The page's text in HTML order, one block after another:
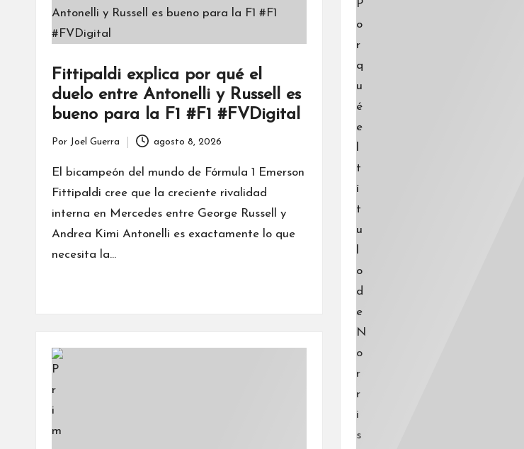
Fittipaldi explica por qué el
duelo entre Antonelli y Russell es
bueno para la F1 #F1 #FVDigital
por
Por Joel Guerra agosto 8, 2026
El bicampeón del mundo de Fórmula 1 Emerson
Fittipaldi cree que la creciente rivalidad
interna en Mercedes entre George Russell y
Andrea Kimi Antonelli es exactamente lo que
necesita la…